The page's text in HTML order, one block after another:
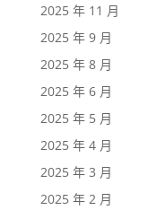
2025 年 11 月
2025 年 9 月
2025 年 8 月
2025 年 6 月
2025 年 5 月
2025 年 4 月
2025 年 3 月
2025 年 2 月